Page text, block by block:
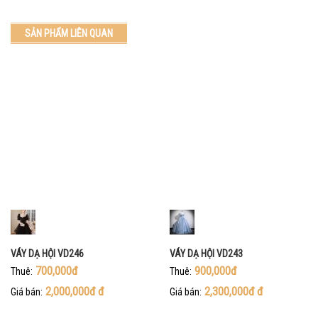
SẢN PHẨM LIÊN QUAN
VÁY DẠ HỘI VD246
Thuê: 700,000đ
Giá bán: 2,000,000đđ
VÁY DẠ HỘI VD243
Thuê: 900,000đ
Giá bán: 2,300,000đđ